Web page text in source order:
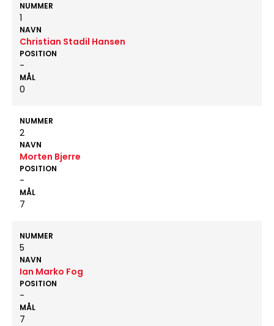
NUMMER
1
NAVN
Christian Stadil Hansen
POSITION
-
MÅL
0
NUMMER
2
NAVN
Morten Bjerre
POSITION
-
MÅL
7
NUMMER
5
NAVN
Ian Marko Fog
POSITION
-
MÅL
7